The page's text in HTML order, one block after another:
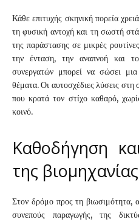
Κάθε επιτυχής σκηνική πορεία
τη φυσική αντοχή και τη σωστή
της παράστασης σε μικρές
την ένταση, την αναπνοή και
συνεργατών μπορεί να σώσει
θέματα. Οι αυτοσχέδιες λύσεις στη
που κρατά τον στίχο καθαρό,
κοινό.
Καθοδήγηση
της βιομηχανίας
Στον δρόμο προς τη βιωσιμότητα,
συνεπούς παραγωγής, της